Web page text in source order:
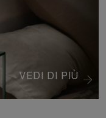
VEDI DI PIÙ